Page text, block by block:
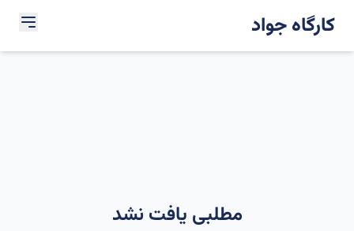
کارگاه جواد
مطلبی یافت نشد